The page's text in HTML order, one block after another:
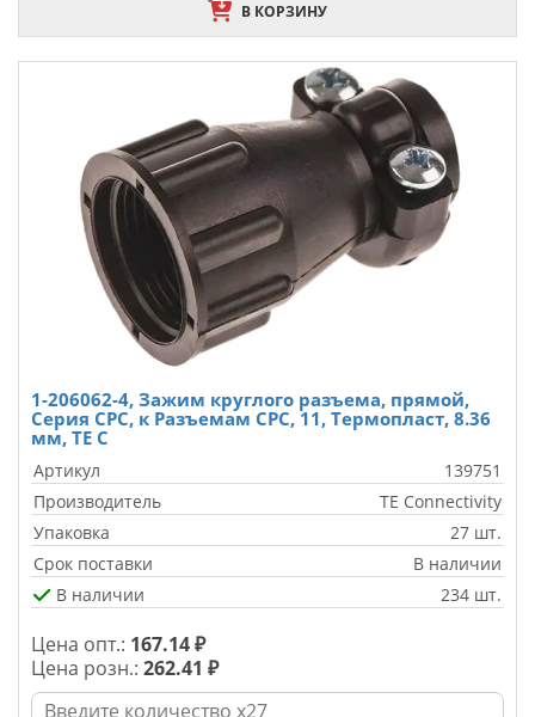
В КОРЗИНУ
1-206062-4, Зажим круглого разъема, прямой,
Серия CPC, к Разъемам CPC, 11, Термопласт, 8.36
мм, TE C
Артикул
139751
Производитель
TE Connectivity
Упаковка
27 шт.
Срок поставки
В наличии
В наличии
234 шт.
Цена опт.: 167.14 ₽
Цена розн.: 262.41 ₽